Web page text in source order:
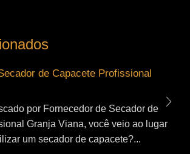
de Capacete Profissional
por Fornecedor de Secador de
Granja Viana, você veio ao lugar
um secador de capacete?...